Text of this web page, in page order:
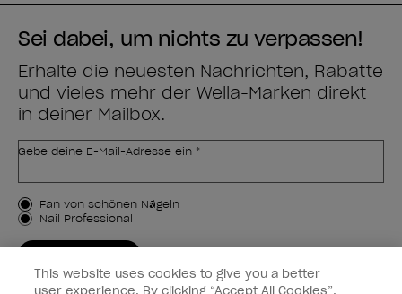
Sei dabei, um nichts zu verpassen!
Erhalte die neuesten Nachrichten, Rabatte
und vieles mehr der Wella-Marken direkt
in deiner Mailbox.
Gebe deine E-Mail-Adresse ein *
Kundenart
Fan von schönen Nägeln
Nail Professional
Kundeninformationen
This website uses cookies to give you a better
user experience. By clicking “Accept All Cookies”,